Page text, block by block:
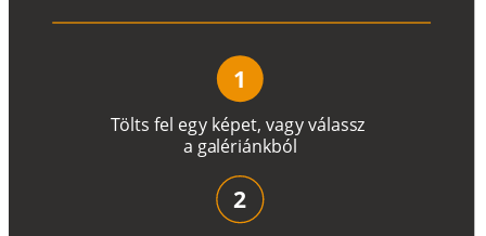
Tölts fel egy képet, vagyválassz
a galériánkból
1
2